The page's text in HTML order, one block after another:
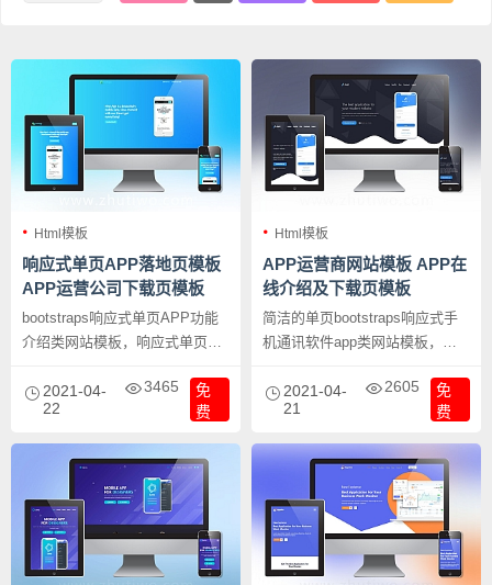
Html模板
响应式单页APP落地页模板
APP运营公司下载页模板
bootstraps响应式单页APP功能
介绍类网站模板，响应式单页
载页模板。
2021-04-
22
3465
免
费
Html模板
APP运营商网站模板 APP在
线介绍及下载页模板
简洁的单页bootstraps响应式手
机通讯软件app类网站模板，
绍及下载页模板。
2021-04-
21
2605
免
费